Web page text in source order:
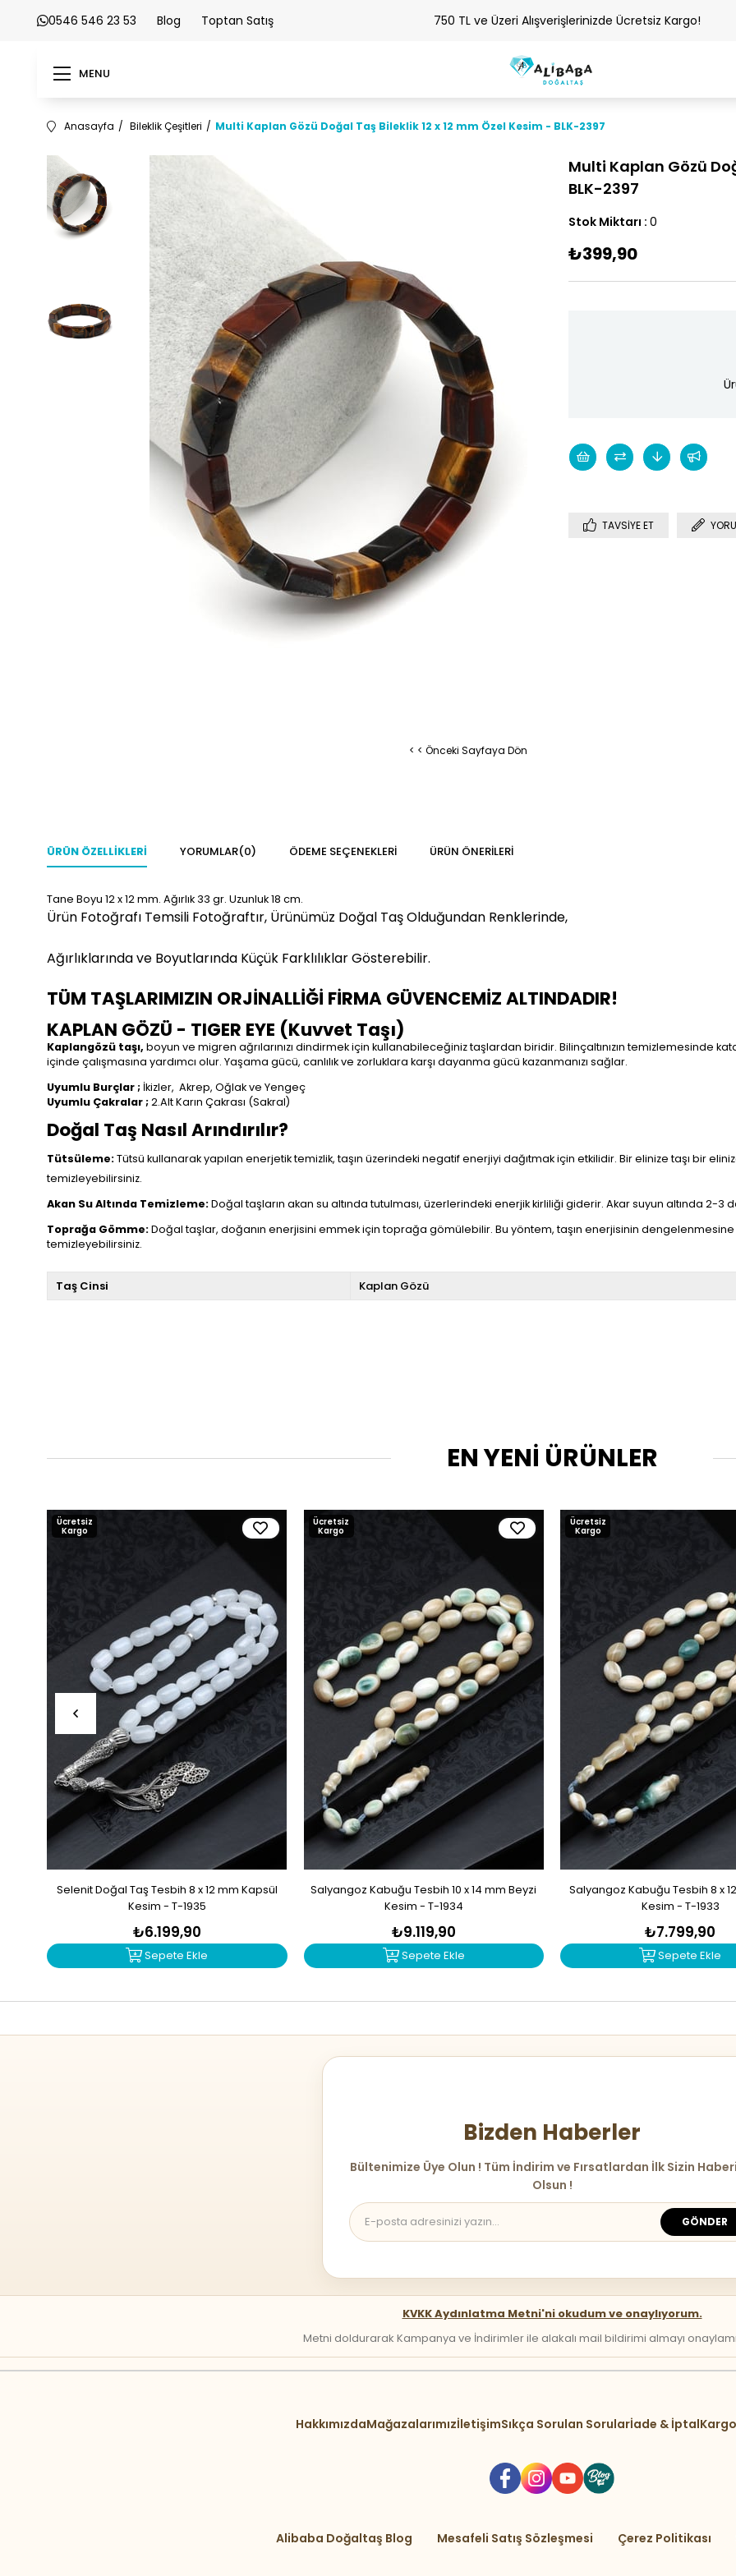
0546 546 23 53 Blog Toptan Satış 750 TL ve Üzeri Alışverişlerinizde Ücretsiz Kargo!
MENU
Anasayfa Bileklik Çeşitleri Multi Kaplan Gözü Doğal Taş Bileklik 12 x 12 mm Özel Kesim - BLK-2397
< < Önceki Sayfaya Dön
Multi Kaplan Gözü
BLK-2397
Stok Miktarı : 0
₺399,90
TAVSIYE ET
ÜRÜN ÖZELLIKLERI YORUMLAR(0) ÖDEME SEÇENEKLERI ÜRÜN ÖNERILERI
Tane Boyu 12 x 12 mm. Ağırlık 33 gr. Uzunluk 18 cm.
Ürün Fotoğrafı Temsili Fotoğraftır, Ürünümüz Doğal Taş Olduğundan Renklerinde,
Ağırlıklarında ve Boyutlarında Küçük Farklılıklar Gösterebilir.
TÜM TAŞLARIMIZIN ORJİNALLİĞİ FİRMA GÜVENCEMİZ ALTINDADIR!
KAPLAN GÖZÜ - TIGER EYE (Kuvvet Taşı)
Kaplangözü taşı, boyun ve migren ağrılarınızı dindirmek için kullanabileceğiniz taşlardan biridir. Bilinçaltınızın temizlemesinde
içinde çalışmasına yardımcı olur. Yaşama gücü, canlılık ve zorluklara karşı dayanma gücü kazanmanızı sağlar.
Uyumlu Burçlar ; İkizler, Akrep, Oğlak ve Yengeç
Uyumlu Çakralar ;2.Alt Karın Çakrası (Sakral)
Doğal Taş Nasıl Arındırılır?
Tütsüleme:Tütsü kullanarak yapılan enerjetik temizlik, taşın üzerindeki negatif enerjiyi dağıtmak için etkilidir. Bir elinize taşı bir
temizleyebilirsiniz.
Akan Su Altında Temizleme:Doğal taşların akan su altında tutulması, üzerlerindeki enerjik kirliliği giderir. Akar suyun altında 2-3
Toprağa Gömme:Doğal taşlar, doğanın enerjisini emmek için toprağa gömülebilir. Bu yöntem, taşın enerjisinin dengelenmesine
temizleyebilirsiniz.
Taş Cinsi Kaplan Gözü
EN YENİ ÜRÜNLER
Selenit Doğal Taş Tesbih 8 x 12 mm Kapsül
Kesim - T-1935
₺6.199,90
Sepete Ekle
Ücretsiz
Kargo
Salyangoz Kabuğu Tesbih 10 x 14 mm Beyzi
Kesim - T-1934
₺9.119,90
Sepete Ekle
Ücretsiz
Kargo
Salyangoz Kabuğu Tesbih 8 x
Kesim - T-1933
₺7.799,90
Sepete Ekle
Ücretsiz
Kargo
Bizden Haberler
Bültenimize Üye Olun ! Tüm İndirim ve Fırsatlardan İlk Sizin
Olsun !
GÖNDER
KVKK Aydınlatma Metni'ni okudum ve onaylıyorum.
Metni doldurarak Kampanya ve İndirimler ile alakalı mail bildirimi almayı onaylamış
HakkımızdaMağazalarımızİletişimSıkça Sorulan Sorularİade & İptal
Alibaba Doğaltaş Blog Mesafeli Satış Sözleşmesi Çerez Politikası